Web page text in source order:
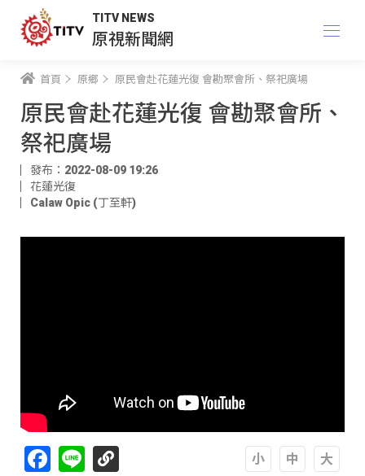
TITV NEWS
原視新聞網
首頁 原鄉 原民會赴花蓮光復 會勘聚會所、祭祀廣場
原民會赴花蓮光復 會勘聚會所、
祭祀廣場
發布：2022-08-09 19:26
花蓮光復
Calaw Opic (丁至軒)
Facebook
Line